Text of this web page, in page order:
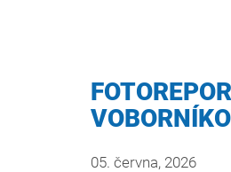
05. června, 2026